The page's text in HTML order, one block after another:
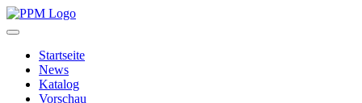
Startseite
News
Katalog
Vorschau